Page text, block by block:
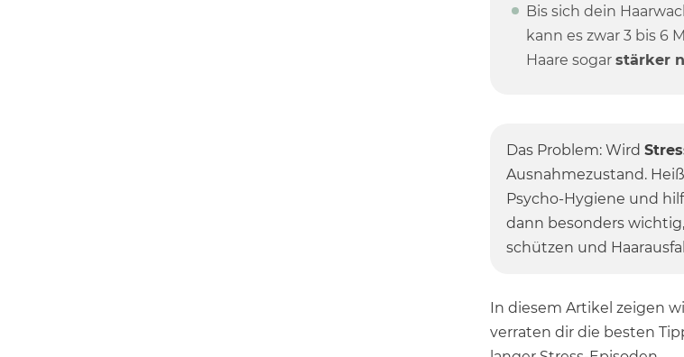
Bis sich dein
kann es zwar 3 bis 6
Haare sogar stärker
Das Problem: Wird
Ausnahmezustand.
Psycho-Hygiene und
dann besonders
schützen und
In diesem Artikel zeigen
verraten dir die besten